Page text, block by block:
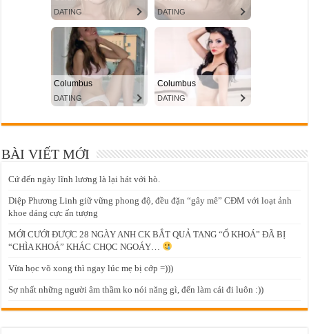
BÀI VIẾT MỚI
Cứ đến ngày lĩnh lương là lại hát với hò.
Diệp Phương Linh giữ vững phong độ, đều đặn “gây mê” CĐM với loạt ảnh
khoe dáng cực ấn tượng
MỚI CƯỚI ĐƯỢC 28 NGÀY ANH CK BẮT QUẢ TANG “Ổ KHOÁ” ĐÃ BỊ
“CHÌA KHOÁ” KHÁC CHỌC NGOÁY…
Vừa học võ xong thì ngay lúc mẹ bị cớp =)))
Sợ nhất những người âm thầm ko nói năng gì, đến làm cái đi luôn :))